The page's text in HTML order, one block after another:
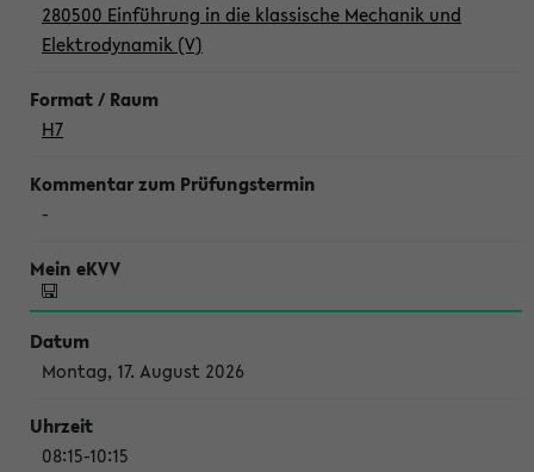
280500 Einführung in die klassische Mechanik und
Elektrodynamik (V)
H7
-
Montag, 17. August 2026
08:15-10:15